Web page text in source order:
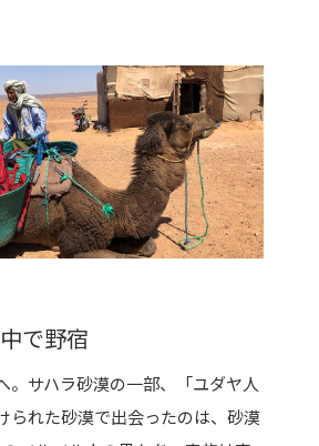
で野宿
。サハラ砂漠の一部、「ユダヤ人
られた砂漠で出会ったのは、砂漠